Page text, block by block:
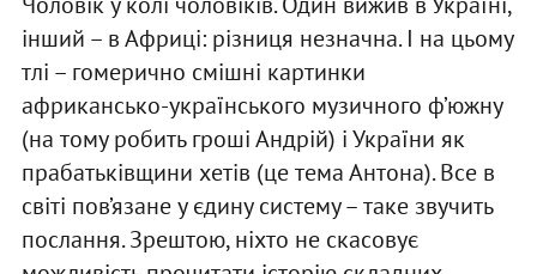
інший – в Африці: різниця незначна. І на цьому
тлі – гомерично смішні картинки
африкансько-українського музичного ф’южну
(на тому робить гроші Андрій) і України як
прабатьківщини хетів (це тема Антона). Все в
світі пов’язане у єдину систему – таке звучить
послання. Зрештою, ніхто не скасовує